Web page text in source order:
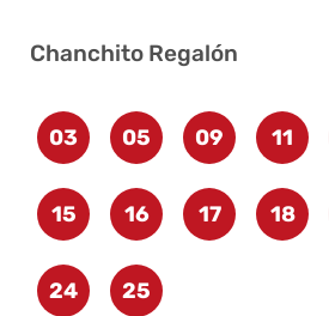
Chanchito Regalón
03 05 09 11
15 16 17 18
24 25